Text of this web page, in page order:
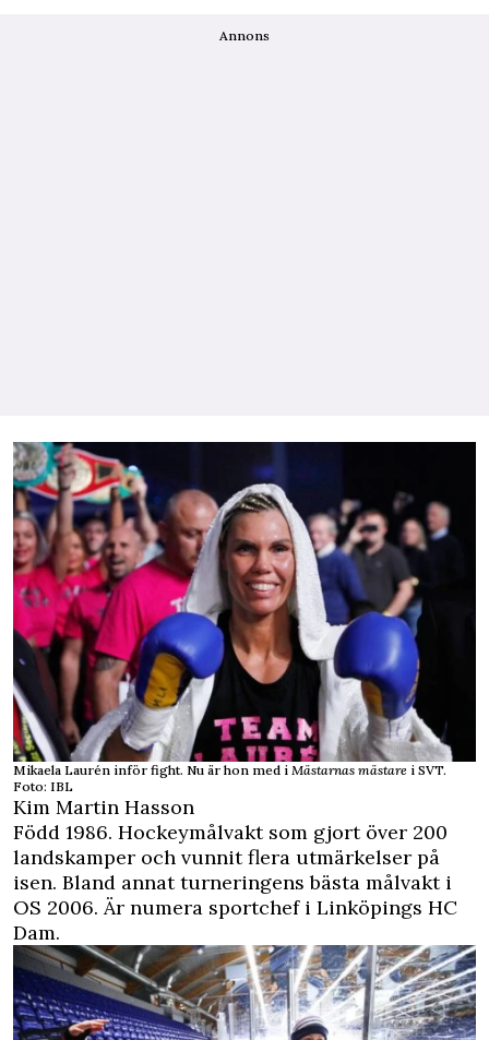
Annons
Mikaela Laurén inför fight. Nu är hon med i Mästarnas mästare i SVT.
Foto: IBL
Kim Martin Hasson
Född 1986. Hockeymålvakt som gjort över 200
landskamper och vunnit flera utmärkelser på
isen. Bland annat turneringens bästa målvakt i
OS 2006. Är numera sportchef i Linköpings HC
Dam.